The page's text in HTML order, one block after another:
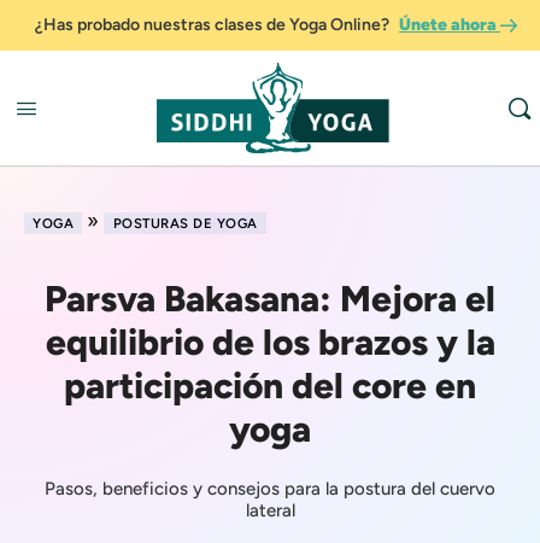
¿Has probado nuestras clases de Yoga Online? Únete ahora
YOGA » POSTURAS DE YOGA
Parsva Bakasana: Mejora el
equilibrio de los brazos y la
participación del core en
yoga
Pasos, beneficios y consejos para la postura del cuervo
lateral